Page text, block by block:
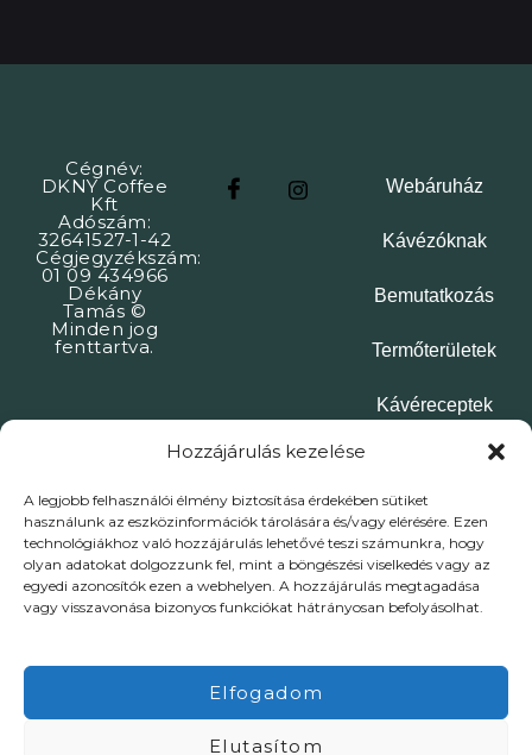
Hozzájárulás kezelése
A legjobb felhasználói élmény biztosítása érdekében sütiket
használunk az eszközinformációk tárolására és/vagy elérésére. Ezen
technológiákhoz való hozzájárulás lehetővé teszi számunkra, hogy
olyan adatokat dolgozzunk fel, mint a böngészési viselkedés vagy az
egyedi azonosítók ezen a webhelyen. A hozzájárulás megtagadása
vagy visszavonása bizonyos funkciókat hátrányosan befolyásolhat.
Elfogadom
Elutasítom
Cégnév:
DKNY Coffee
Kft
Adószám:
32641527-1-42
Cégjegyzékszám:
01 09 434966
Dékány
Tamás ©
Minden jog
fenttartva.
Webáruház
Kávézóknak
Bemutatkozás
Termőterületek
Kávéreceptek
ÁSZF Adatkezelési tájékoztatóImpresszum
Powered by Flybuilt